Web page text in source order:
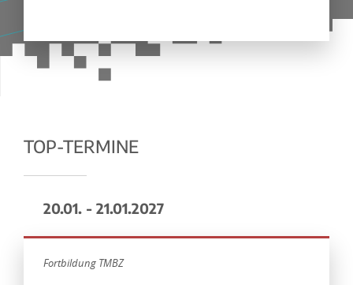
TOP-TERMINE
20.01. - 21.01.2027
Fortbildung TMBZ